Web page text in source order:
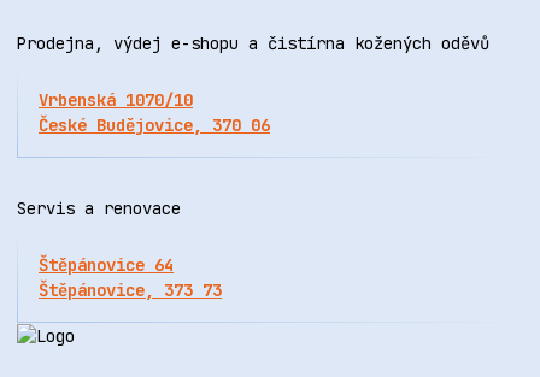
Prodejna, výdej e-shopu a čistírna kožených oděvů
Vrbenská 1070/10
České Budějovice, 370 06
Servis a renovace
Štěpánovice 64
Štěpánovice, 373 73